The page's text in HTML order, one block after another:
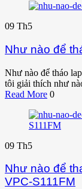
09 Th5
Như nào để
Như nào để tháo
tôi giải thích như
Read More 0
09 Th5
Như nào để
VPC-S111FM